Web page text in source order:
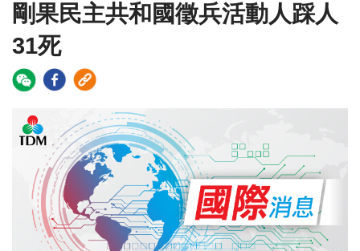
剛果民主共和國徵兵活動人踩人
31死